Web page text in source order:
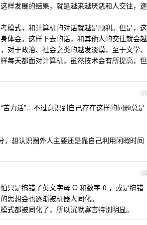
样发展的结果，就是越来越厌恶和人交往，逐
模式，和计算机的对话就越是顺利。但是，这
体会。这样下去的话，和其他人的交往就会越
于政治、社会之类的越发淡漠，至于文学、
每天都面对计算机，虽然技术会有所提高，但
11
力活”…不过意识到自己存在这样的问题总是
想认识圈外人主要还是靠自己利用闲暇时间
12
只是搞错了英文字母 O 和数字 0 ，或是搞错
思想会也逐渐被机器人同化。
式都被同化了，所以沉默寡言特别明显。